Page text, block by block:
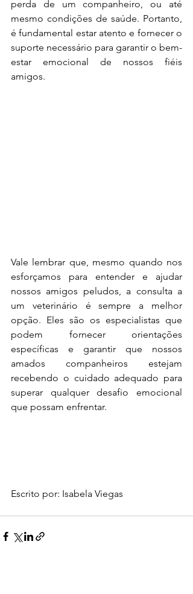
perda de um companheiro, ou até
mesmo condições de saúde. Portanto,
é fundamental estar atento e fornecer o
suporte necessário para garantir o bem-
estar emocional de nossos fiéis
amigos.
Vale lembrar que, mesmo quando nos
esforçamos para entender e ajudar
nossos amigos peludos, a consulta a
um veterinário é sempre a melhor
opção. Eles são os especialistas que
podem fornecer orientações
específicas e garantir que nossos
amados companheiros estejam
recebendo o cuidado adequado para
superar qualquer desafio emocional
que possam enfrentar.
Escrito por: Isabela Viegas